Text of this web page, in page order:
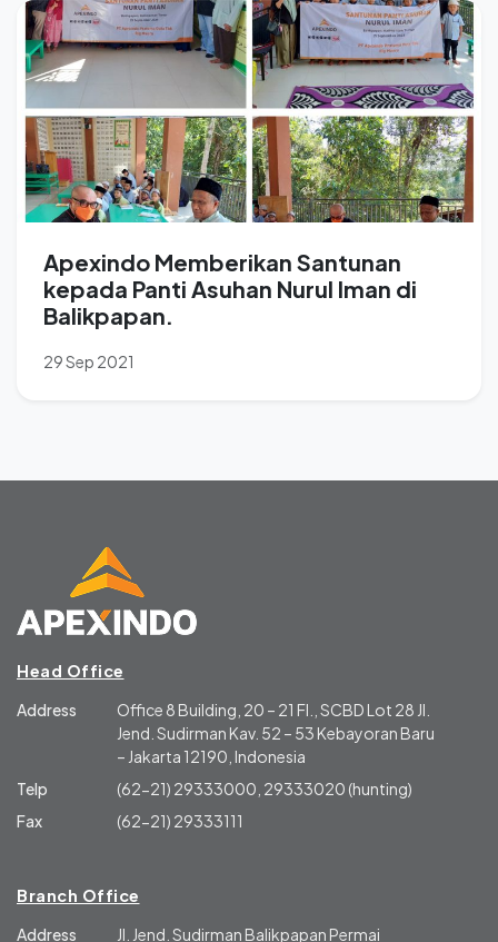
Apexindo Memberikan Santunan
kepada Panti Asuhan Nurul Iman di
Balikpapan.
29 Sep 2021
Head Office
Address
Office 8 Building, 20 – 21 Fl., SCBD Lot 28 Jl.
Jend. Sudirman Kav. 52 – 53 Kebayoran Baru
– Jakarta 12190, Indonesia
Telp
(62-21) 29333000, 29333020 (hunting)
Fax
(62-21) 29333111
Branch Office
Address
Jl. Jend. Sudirman Balikpapan Permai